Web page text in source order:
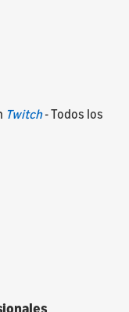
Twitch- Todos los